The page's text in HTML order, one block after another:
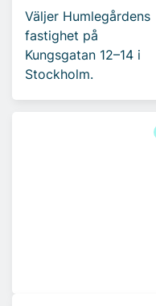
Väljer Humlegårdens
fastighet på
Kungsgatan 12–14 i
Stockholm.